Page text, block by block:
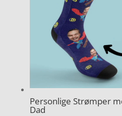
Personlige Strømper
Dad